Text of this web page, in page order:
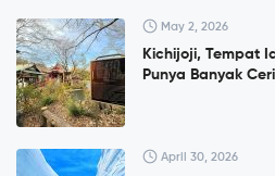
May 2, 2026
Kichijoji, Tempat
Punya Banyak
April 30, 2026